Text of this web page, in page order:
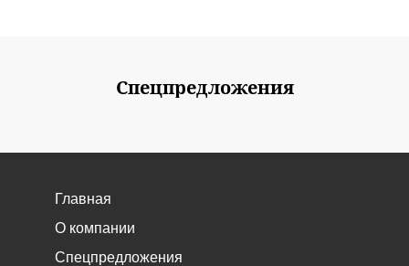
Спецпредложения
Главная
О компании
Спецпредложения